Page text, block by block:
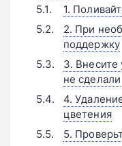
1.
2. При
поддержку
3. Внесите
не сделали
4.
цветения
5.